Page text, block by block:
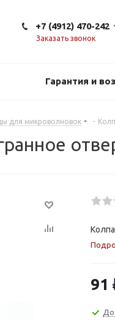
+7 (4912) 470-242
Заказать звонок
Гарантия и
для микроволновок -
91